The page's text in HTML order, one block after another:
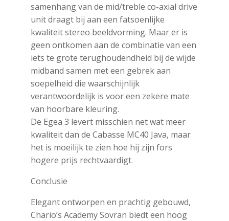
samenhang van de mid/treble co-axial drive
unit draagt bij aan een fatsoenlijke
kwaliteit stereo beeldvorming. Maar er is
geen ontkomen aan de combinatie van een
iets te grote terughoudendheid bij de wijde
midband samen met een gebrek aan
soepelheid die waarschijnlijk
verantwoordelijk is voor een zekere mate
van hoorbare kleuring.
De Egea 3 levert misschien net wat meer
kwaliteit dan de Cabasse MC40 Java, maar
het is moeilijk te zien hoe hij zijn fors
hogere prijs rechtvaardigt.
Conclusie
Elegant ontworpen en prachtig gebouwd,
Chario’s Academy Sovran biedt een hoog